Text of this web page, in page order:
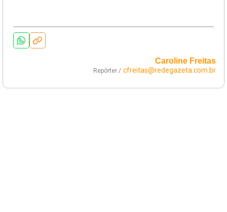
Caroline Freitas
Repórter / cfreitas@redegazeta.com.br